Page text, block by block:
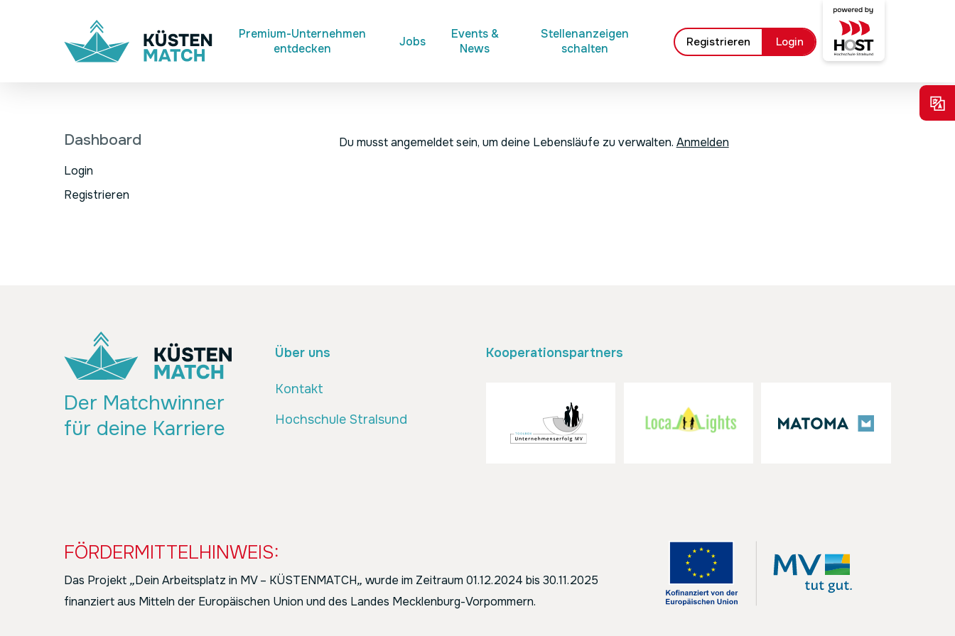
Premium-Unternehmen
entdecken
Jobs
Events &
News
Stellenanzeigen
schalten
Registrieren Login
Du musst angemeldet sein, um deine Lebensläufe zu verwalten. Anmelden
Dashboard
Login
Registrieren
Der Matchwinner
für deine Karriere
Über uns
Kontakt
Hochschule Stralsund
Kooperationspartners
FÖRDERMITTELHINWEIS:
Das Projekt „Dein Arbeitsplatz in MV – KÜSTENMATCH„ wurde im Zeitraum 01.12.2024 bis 30.11.2025
finanziert aus Mitteln der Europäischen Union und des Landes Mecklenburg-Vorpommern.